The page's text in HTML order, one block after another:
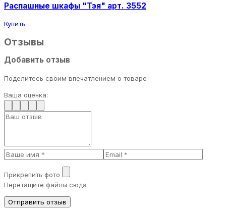
Распашные шкафы "Тэя" арт. 3552
Купить
Отзывы
Добавить отзыв
Поделитесь своим впечатлением о товаре
Ваша оценка:
Прикрепить фото
Перетащите файлы сюда
Отправить отзыв